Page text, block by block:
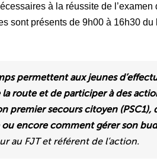
à la réussite de
sont présents de 9h00 à 16h30
permettent aux jeunes
route et de participer à des
premier secours citoyen
encore comment gérer son
au FJT et référent de l’action.